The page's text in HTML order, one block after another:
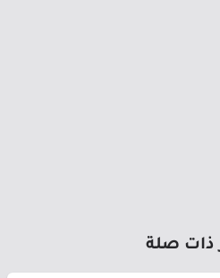
ذات صلة